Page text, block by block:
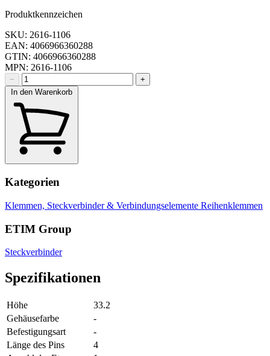
Produktkennzeichen
SKU: 2616-1106
EAN: 4066966360288
GTIN: 4066966360288
MPN: 2616-1106
−
+
In den Warenkorb
Kategorien
Klemmen, Steckverbinder & Verbindungselemente Reihenklemmen
ETIM Group
Steckverbinder
Spezifikationen
Höhe
33.2
Gehäusefarbe
-
Befestigungsart
-
Länge des Pins
4